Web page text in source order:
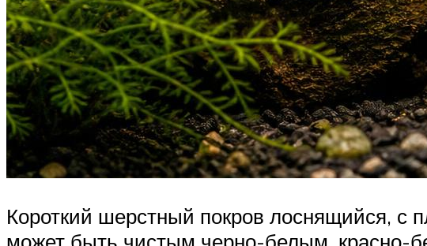
Короткий шерстный покров лоснящийся, с
может быть чистым черно-белым, красно-